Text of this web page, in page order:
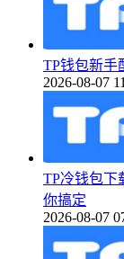
TP钱包新手
2026-08-07
TP冷钱包下
你搞定
2026-08-07